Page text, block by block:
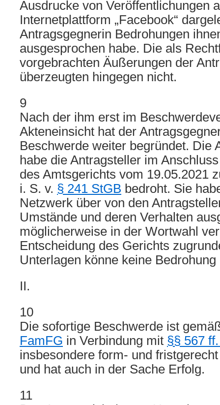
Ausdrucke von Veröffentlichungen
Internetplattform „Facebook“
Antragsgegnerin Bedrohungen
ausgesprochen habe. Die als
vorgebrachten Äußerungen der
überzeugten hingegen nicht.
9
Nach der ihm erst im
Akteneinsicht hat der
Beschwerde weiter begründet. Die
habe die Antragsteller im
des Amtsgerichts vom 19.05.2021
i. S. v. § 241 StGB bedroht. Sie
Netzwerk über von den
Umstände und deren Verhalten
möglicherweise in der Wortwahl
Entscheidung des Gerichts
Unterlagen könne keine
II.
10
Die sofortige Beschwerde ist
FamFG in Verbindung mit §§ 567
insbesondere form- und
und hat auch in der Sache Erfolg.
11